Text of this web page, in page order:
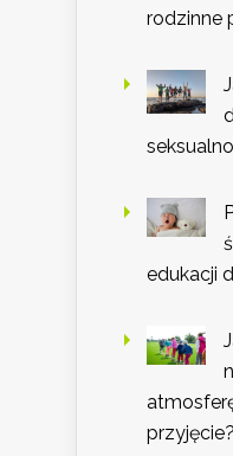
rodzinne
edukacji
przyjęcie?